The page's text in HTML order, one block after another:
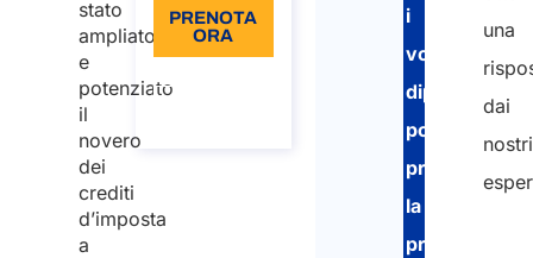
stato
ampliato
e
potenziato
il
novero
dei
crediti
d’imposta
a
PRENOTA
ORA
Informazioni
i
vostri
dipendenti
potranno
presentare
la
propria
una
dai
nostri